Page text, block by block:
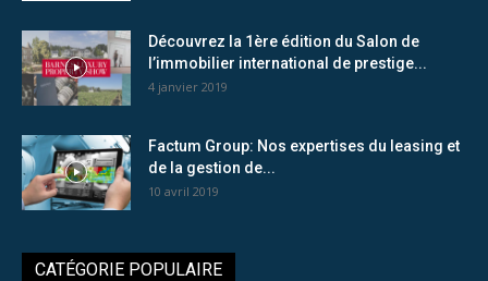
Découvrez la 1ère édition du Salon de
l’immobilier international de prestige...
4 janvier 2019
Factum Group: Nos expertises du leasing et
de la gestion de...
10 avril 2019
CATÉGORIE POPULAIRE